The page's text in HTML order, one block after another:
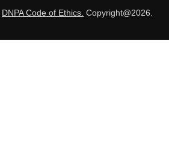
DNPA Code of Ethics. Copyright@2026.